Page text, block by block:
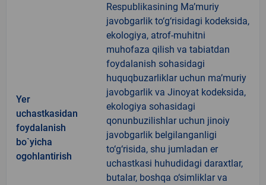
Yer
uchastkasidan
foydalanish
bo`yicha
ogohlantirish
Respublikasining Ma’muriy
javobgarlik to‘g‘risidagi kodeksida,
ekologiya, atrof-muhitni
muhofaza qilish va tabiatdan
foydalanish sohasidagi
huquqbuzarliklar uchun ma’muriy
javobgarlik va Jinoyat kodeksida,
ekologiya sohasidagi
qonunbuzilishlar uchun jinoiy
javobgarlik belgilanganligi
to‘g‘risida, shu jumladan er
uchastkasi huhudidagi daraxtlar,
butalar, boshqa o‘simliklar va